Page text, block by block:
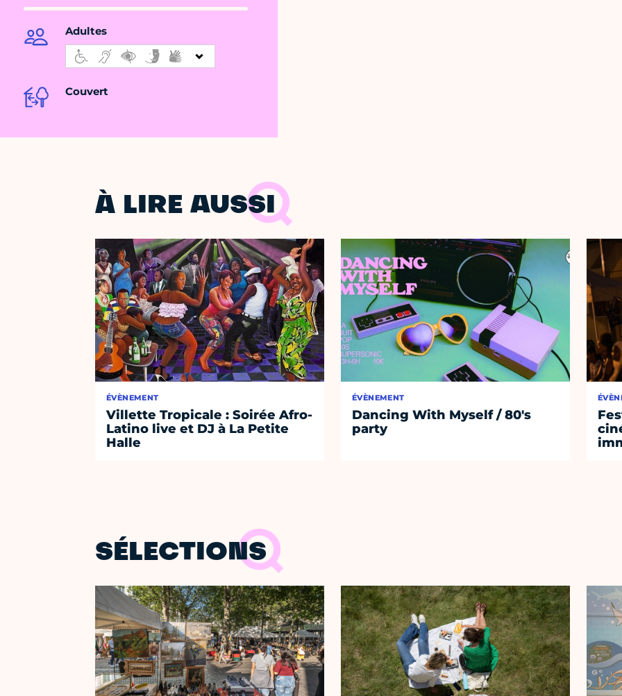
Adultes
Couvert
À LIRE AUSSI
ÉVÈNEMENT
Villette Tropicale : Soirée Afro-
Latino live et DJ à La Petite
Halle
ÉVÈNEMENT
Dancing With Myself / 80's
party
SÉLECTIONS